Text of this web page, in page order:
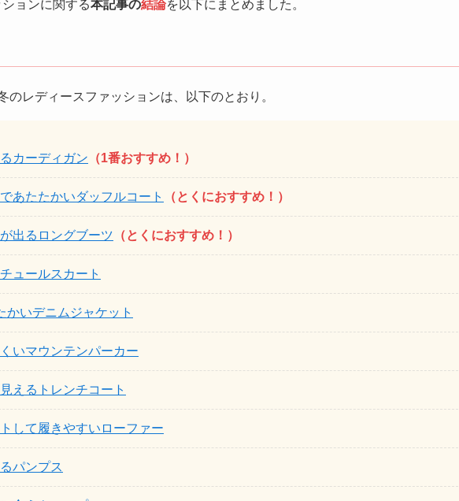
ョンに関する本記事の結論を以下にまとめました。
のレディースファッションは、以下のとおり。
カーディガン （1番おすすめ！）
あたたかいダッフルコート （とくにおすすめ！）
出るロングブーツ （とくにおすすめ！）
ュールスカート
かいデニムジャケット
いマウンテンパーカー
えるトレンチコート
して履きやすいローファー
パンプス